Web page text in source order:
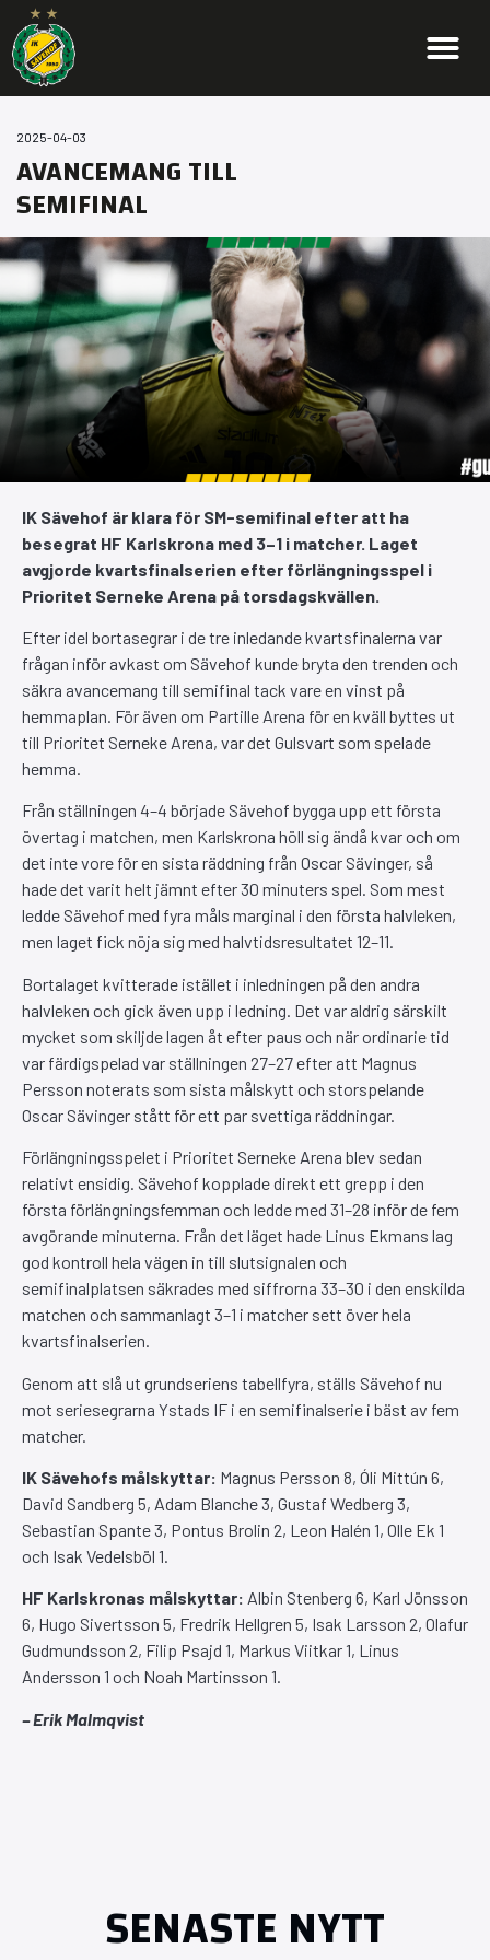
2025-04-03
AVANCEMANG TILL
SEMIFINAL
IK Sävehof är klara för SM-semifinal efter att ha
besegrat HF Karlskrona med 3–1 i matcher. Laget
avgjorde kvartsfinalserien efter förlängningsspel i
Prioritet Serneke Arena på torsdagskvällen.
Efter idel bortasegrar i de tre inledande kvartsfinalerna var
frågan inför avkast om Sävehof kunde bryta den trenden och
säkra avancemang till semifinal tack vare en vinst på
hemmaplan. För även om Partille Arena för en kväll byttes ut
till Prioritet Serneke Arena, var det Gulsvart som spelade
hemma.
Från ställningen 4–4 började Sävehof bygga upp ett första
övertag i matchen, men Karlskrona höll sig ändå kvar och om
det inte vore för en sista räddning från Oscar Sävinger, så
hade det varit helt jämnt efter 30 minuters spel. Som mest
ledde Sävehof med fyra måls marginal i den första halvleken,
men laget fick nöja sig med halvtidsresultatet 12–11.
Bortalaget kvitterade istället i inledningen på den andra
halvleken och gick även upp i ledning. Det var aldrig särskilt
mycket som skiljde lagen åt efter paus och när ordinarie tid
var färdigspelad var ställningen 27–27 efter att Magnus
Persson noterats som sista målskytt och storspelande
Oscar Sävinger stått för ett par svettiga räddningar.
Förlängningsspelet i Prioritet Serneke Arena blev sedan
relativt ensidig. Sävehof kopplade direkt ett grepp i den
första förlängningsfemman och ledde med 31–28 inför de fem
avgörande minuterna. Från det läget hade Linus Ekmans lag
god kontroll hela vägen in till slutsignalen och
semifinalplatsen säkrades med siffrorna 33–30 i den enskilda
matchen och sammanlagt 3–1 i matcher sett över hela
kvartsfinalserien.
Genom att slå ut grundseriens tabellfyra, ställs Sävehof nu
mot seriesegrarna Ystads IF i en semifinalserie i bäst av fem
matcher.
IK Sävehofs målskyttar: Magnus Persson 8, Óli Mittún 6,
David Sandberg 5, Adam Blanche 3, Gustaf Wedberg 3,
Sebastian Spante 3, Pontus Brolin 2, Leon Halén 1, Olle Ek 1
och Isak Vedelsböl 1.
HF Karlskronas målskyttar: Albin Stenberg 6, Karl Jönsson
6, Hugo Sivertsson 5, Fredrik Hellgren 5, Isak Larsson 2, Olafur
Gudmundsson 2, Filip Psajd 1, Markus Viitkar 1, Linus
Andersson 1 och Noah Martinsson 1.
– Erik Malmqvist
SENASTE NYTT